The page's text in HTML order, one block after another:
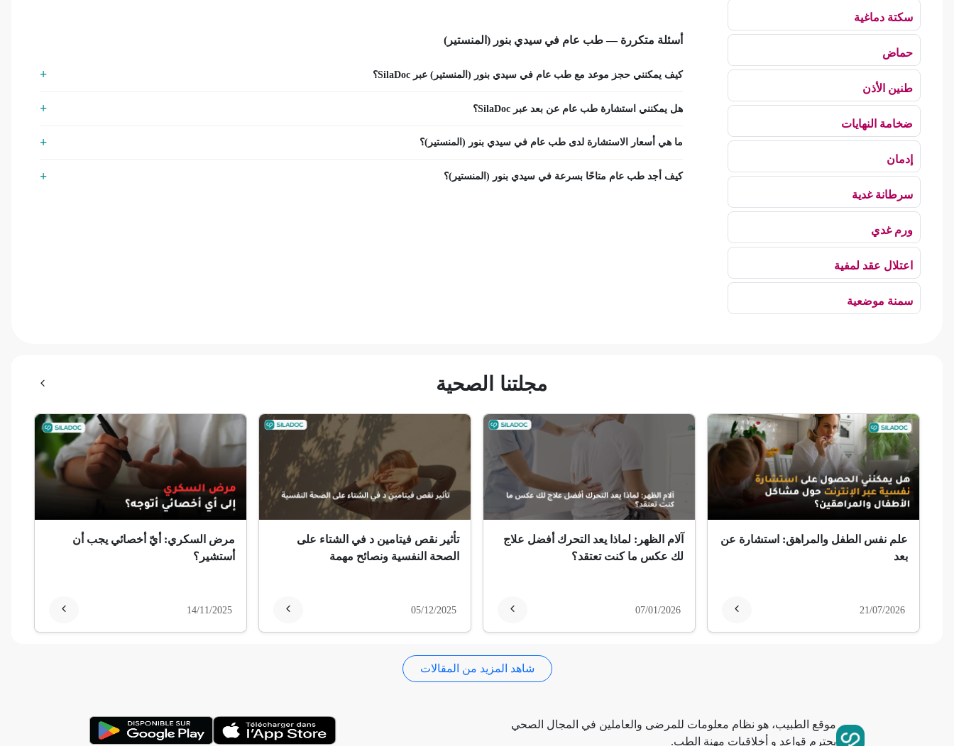
سكتة دماغية
حماض
طنين الأذن
ضخامة النهايات
إدمان
سرطانة غدية
ورم غدي
اعتلال عقد لمفية
سمنة موضعية
ضمور الألم
ضمور عصبي ألمي
ثعلبة
استسقاء عام
أسئلة متكررة — طب عام في سيدي بنور (المنستير)
كيف يمكنني حجز موعد مع طب عام في سيدي بنور (المنستير) عبر SilaDoc؟
هل يمكنني استشارة طب عام عن بعد عبر SilaDoc؟
ما هي أسعار الاستشارة لدى طب عام في سيدي بنور (المنستير)؟
كيف أجد طب عام متاحًا بسرعة في سيدي بنور (المنستير)؟
مجلتنا الصحية
علم نفس الطفل والمراهق: استشارة عن
بعد
21/07/2026
آلام الظهر: لماذا يعد التحرك أفضل علاج
لك عكس ما كنت تعتقد؟
07/01/2026
تأثير نقص فيتامين د في الشتاء على
الصحة النفسية ونصائح مهمة
05/12/2025
مرض السكري: أيّ أخصائي يجب أن
أستشير؟
14/11/2025
شاهد المزيد من المقالات
موقع الطبيب، هو نظام معلومات للمرضى والعاملين في المجال الصحي
يحترم قواعد و أخلاقيات مهنة الطب.